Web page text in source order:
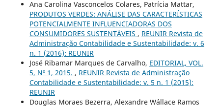
Ana Carolina Vasconcelos Colares, Patrícia Mattar,
PRODUTOS VERDES: ANÁLISE DAS CARACTERÍSTICAS
POTENCIALMENTE INFLUENCIADORAS DOS
CONSUMIDORES SUSTENTÁVEIS , REUNIR Revista de
Administração Contabilidade e Sustentabilidade: v. 6
n. 1 (2016): REUNIR
José Ribamar Marques de Carvalho, EDITORIAL, VOL.
5, Nº 1, 2015. , REUNIR Revista de Administração
Contabilidade e Sustentabilidade: v. 5 n. 1 (2015):
REUNIR
Douglas Moraes Bezerra, Alexandre Wállace Ramos